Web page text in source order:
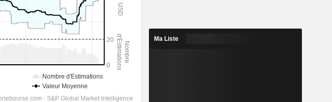
Ma Liste